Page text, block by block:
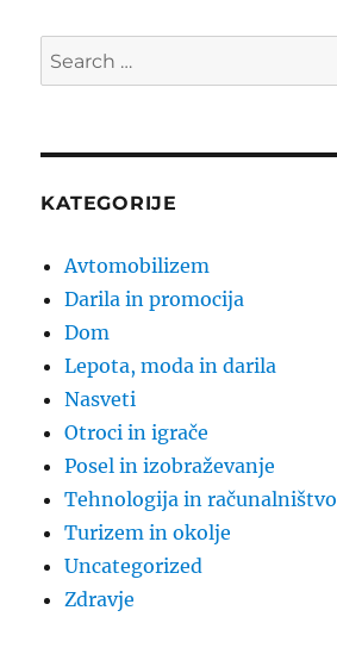
Search
for:
KATEGORIJE
Avtomobilizem
Darila in promocija
Dom
Lepota, moda in darila
Nasveti
Otroci in igrače
Posel in izobraževanje
Tehnologija in računalništvo
Turizem in okolje
Uncategorized
Zdravje